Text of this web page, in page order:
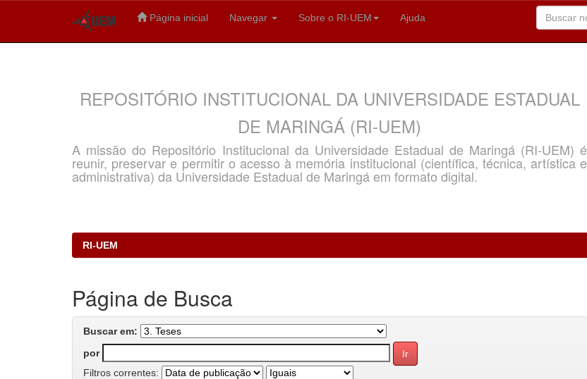
Página inicial Navegar Sobre o RI-UEM Ajuda
REPOSITÓRIO INSTITUCIONAL DA UNIVERSIDADE ESTADUAL
DE MARINGÁ (RI-UEM)
A missão do Repositório Institucional da Universidade Estadual de Maringá (RI-UEM) é
reunir, preservar e permitir o acesso à memória institucional (científica, técnica, artística e
administrativa) da Universidade Estadual de Maringá em formato digital.
RI-UEM
Página de Busca
Buscar em:
por
Filtros correntes: